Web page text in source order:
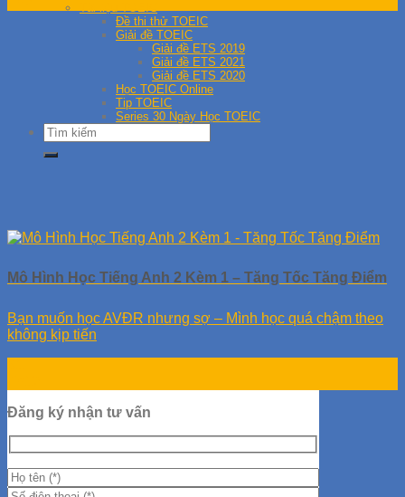
Tài liệu TOEIC
Đề thi thử TOEIC
Giải đề TOEIC
Giải đề ETS 2019
Giải đề ETS 2021
Giải đề ETS 2020
Học TOEIC Online
Tip TOEIC
Series 30 Ngày Học TOEIC
Mô Hình Học Tiếng Anh 2 Kèm 1 – Tăng Tốc Tăng Điểm
Bạn muốn học AVĐR nhưng sợ – Mình học quá chậm theo
không kịp tiến
Đăng ký nhận tư vấn